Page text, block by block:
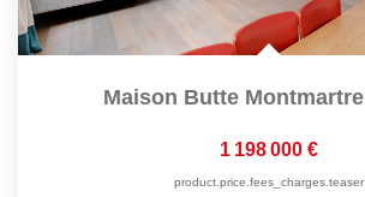
Maison Butte Montmartre
1 198 000 €
product.price.fees_charges.teaser